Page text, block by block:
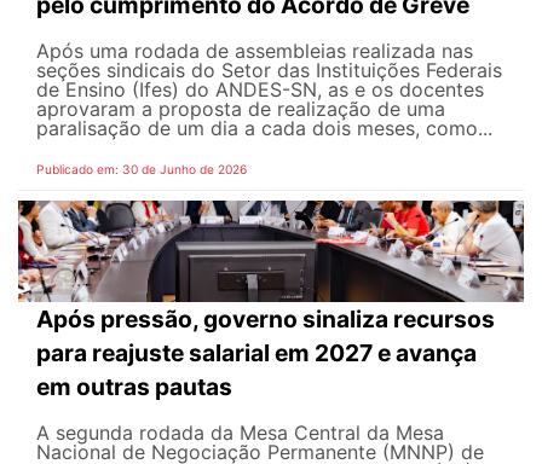
Após uma rodada de assembleias realizada nas
seções sindicais do Setor das Instituições Federais
de Ensino (Ifes) do ANDES-SN, as e os docentes
aprovaram a proposta de realização de uma
paralisação de um dia a cada dois meses, como...
Publicado em: 30 de Junho de 2026
Após pressão, governo sinaliza recursos
para reajuste salarial em 2027 e avança
em outras pautas
A segunda rodada da Mesa Central da Mesa
Nacional de Negociação Permanente (MNNP) de